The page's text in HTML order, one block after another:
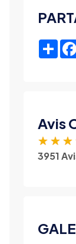
Avis
★ ★ ★
3951